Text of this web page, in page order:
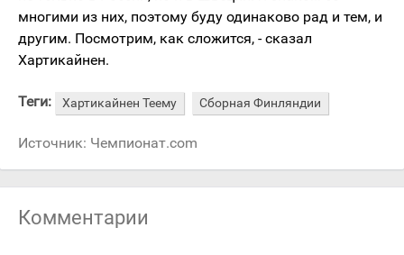
многими из них, поэтому буду одинаково рад и тем, и
другим. Посмотрим, как сложится, - сказал
Хартикайнен.
Теги: Хартикайнен Теему Сборная Финляндии
Источник: Чемпионат.com
Комментарии